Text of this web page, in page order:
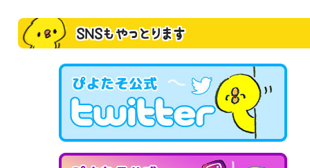
SNSもやっとります